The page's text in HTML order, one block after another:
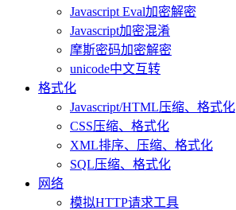
Javascript Eval加密解密
Javascript加密混淆
摩斯密码加密解密
unicode中文互转
格式化
Javascript/HTML压缩、格式化
CSS压缩、格式化
XML排序、压缩、格式化
SQL压缩、格式化
网络
模拟HTTP请求工具